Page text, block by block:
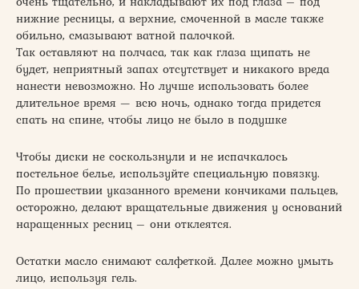
нижние ресницы, а верхние, смоченной в масле также
обильно, смазывают ватной палочкой.
Так оставляют на полчаса, так как глаза щипать не
будет, неприятный запах отсутствует и никакого вреда
нанести невозможно. Но лучше использовать более
длительное время — всю ночь, однако тогда придется
спать на спине, чтобы лицо не было в подушке
Чтобы диски не соскользнули и не испачкалось
постельное белье, используйте специальную повязку.
По прошествии указанного времени кончиками пальцев,
осторожно, делают вращательные движения у оснований
наращенных ресниц – они отклеятся.
Остатки масло снимают салфеткой. Далее можно умыть
лицо, используя гель.